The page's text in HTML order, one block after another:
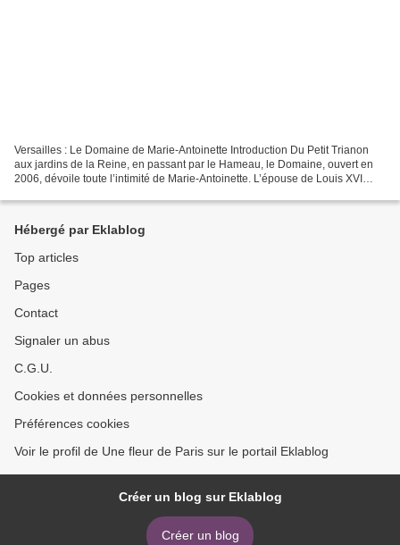
Versailles : Le Domaine de Marie-Antoinette Introduction Du Petit Trianon
aux jardins de la Reine, en passant par le Hameau, le Domaine, ouvert en
2006, dévoile toute l’intimité de Marie-Antoinette. L’épouse de Louis XVI
Hébergé par Eklablog
Top articles
Pages
Contact
Signaler un abus
C.G.U.
Cookies et données personnelles
Préférences cookies
Voir le profil de Une fleur de Paris sur le portail Eklablog
Créer un blog sur Eklablog
Créer un blog